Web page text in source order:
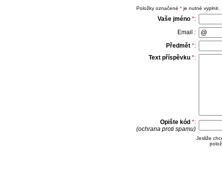
Položky označené *je nutné vyplnit.
Vaše jméno *:
Email :
Předmět *:
Text příspěvku *:
Opište kód *:
(ochrana proti spamu)
Jesliže